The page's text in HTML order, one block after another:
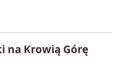
na Krowią Górę